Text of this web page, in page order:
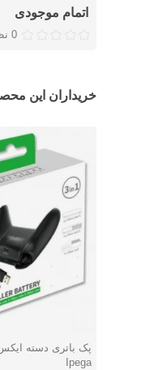
اتمام موجودی
0 نظر
خریداران این
دوست
پک باتری دسته
Ipega